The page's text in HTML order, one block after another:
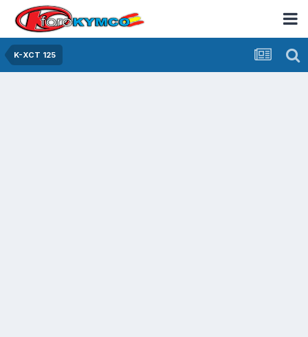
K-XCT 125